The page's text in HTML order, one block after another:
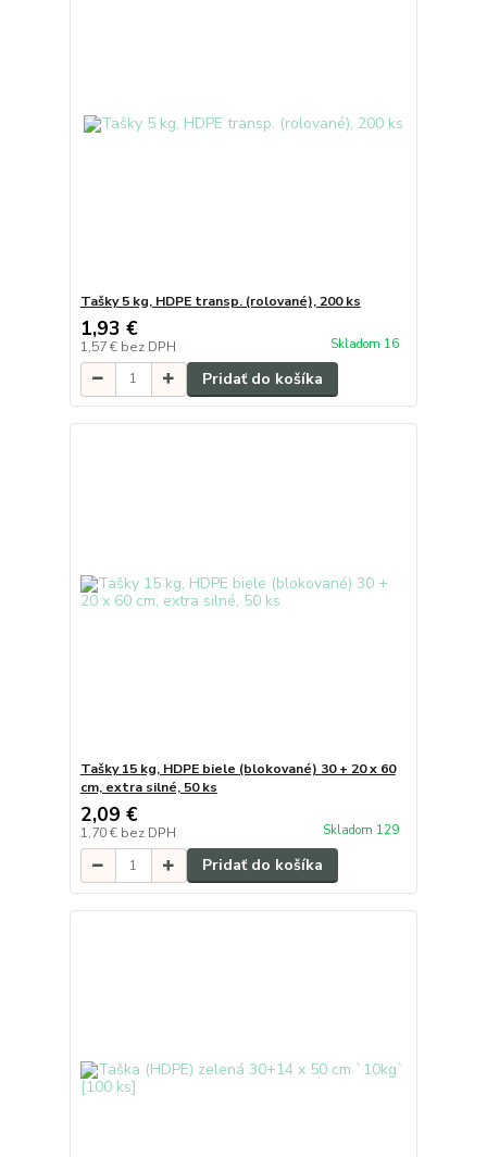
Tašky 5 kg, HDPE transp. (rolované), 200 ks
1,93 €
1,57 € bez DPH Skladom 16
Pridať do košíka
Tašky 15 kg, HDPE biele (blokované) 30 + 20 x 60
cm, extra silné, 50 ks
2,09 €
1,70 € bez DPH Skladom 129
Pridať do košíka